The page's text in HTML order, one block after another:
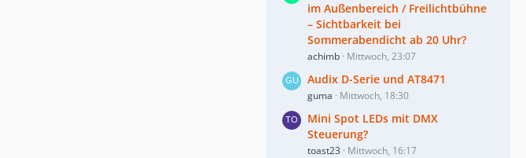
im Außenbereich / Freilichtbühne
– Sichtbarkeit bei
Sommerabendicht ab 20 Uhr?
achimb Mittwoch, 23:07
Audix D-Serie und AT8471
guma Mittwoch, 18:30
Mini Spot LEDs mit DMX
Steuerung?
toast23 Mittwoch, 16:17